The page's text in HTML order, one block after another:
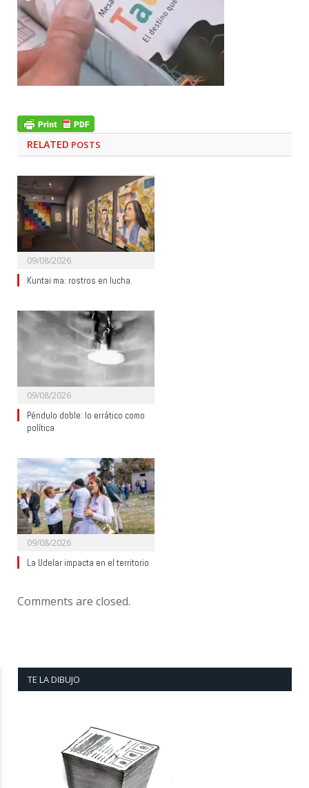
RELATED POSTS
09/08/2026
Kuntai ma: rostros en lucha.
09/08/2026
Péndulo doble: lo errático como
política
09/08/2026
La Udelar impacta en el territorio
Comments are closed.
TE LA DIBUJO